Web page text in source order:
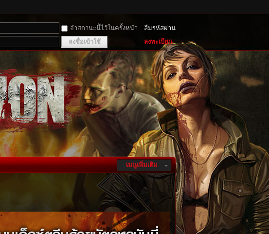
จำสถานะนี้ไว้ในครั้งหน้า
ลืมรหัสผ่าน
ลงชื่อเข้าใช้ ลงทะเบียน
เมนูเพิ่มเติม